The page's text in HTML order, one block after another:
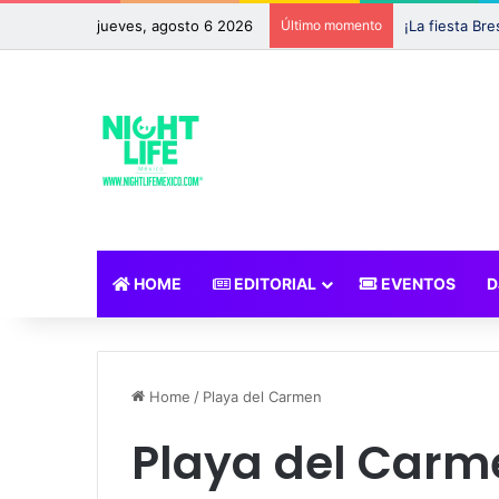
jueves, agosto 6 2026 Último momento
HOME EDITORIAL EVENTOS
Home / Playa del Carmen
Playa del